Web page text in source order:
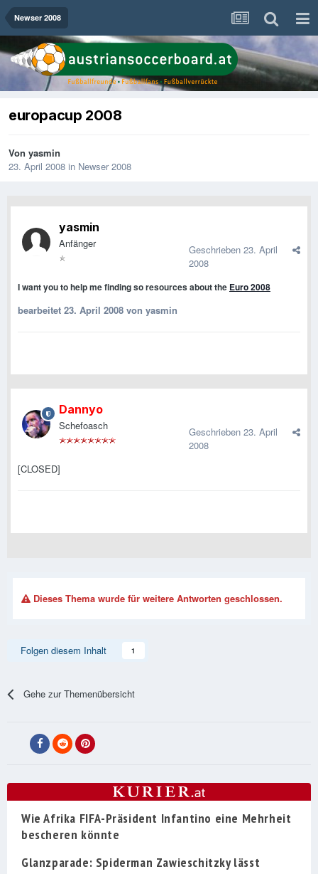
Newser 2008
europacup 2008
Von yasmin
23. April 2008 in Newser 2008
yasmin
Anfänger Geschrieben 23. April
2008
I want you to help me finding so resources about the Euro 2008
bearbeitet 23. April 2008 von yasmin
Dannyo
Schefoasch Geschrieben 23. April
2008
[CLOSED]
Dieses Thema wurde für weitere Antworten geschlossen.
Folgen diesem Inhalt 1
Gehe zur Themenübersicht
Wie Afrika FIFA-Präsident Infantino eine Mehrheit
bescheren könnte
Glanzparade: Spiderman Zawieschitzky lässt